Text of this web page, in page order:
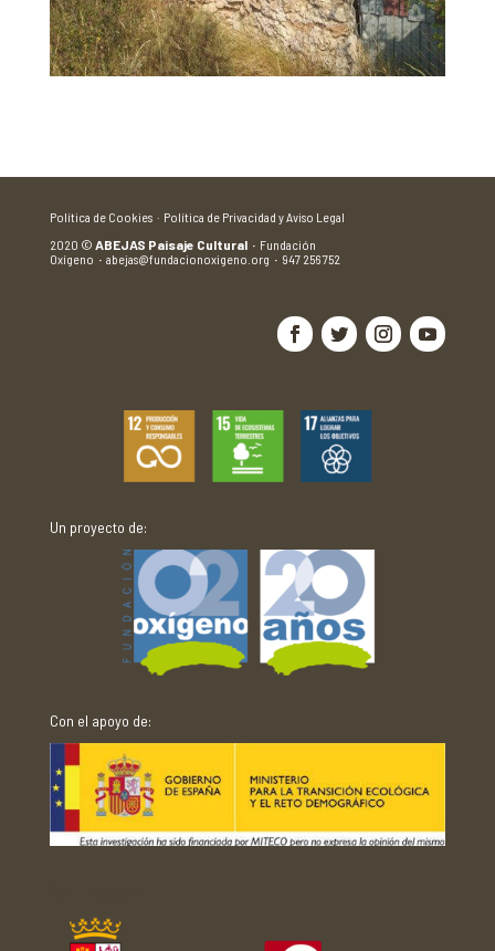
Política de Cookies · Política de Privacidad y Aviso Legal
2020 © ABEJAS Paisaje Cultural · Fundación
Oxígeno · abejas@fundacionoxigeno.org · 947 256 752
Un proyecto de:
Con el apoyo de: